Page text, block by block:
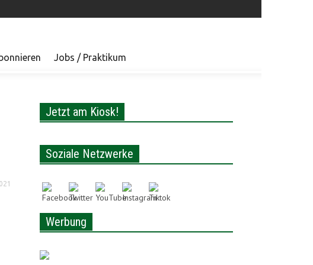
Jobs / Praktikum
Jetzt am Kiosk!
Soziale Netzwerke
Werbung